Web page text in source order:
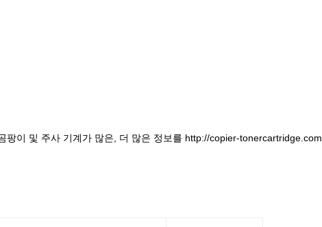
팡이 및 주사 기계가 많은, 더 많은 정보를 http://copier-tonercartridge.com